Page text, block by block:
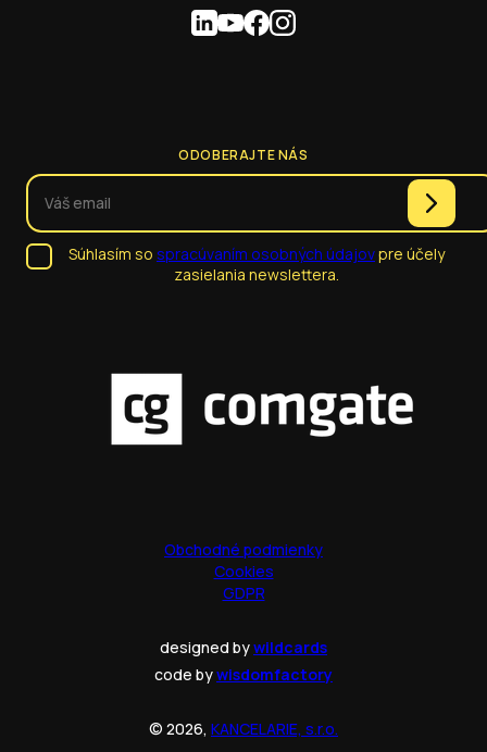
ODOBERAJTE NÁS
Súhlasím so spracúvaním osobných údajovpre účely
zasielania newslettera.
Obchodné podmienky
Cookies
GDPR
designed bywildcards
code bywisdomfactory
© 2026, KANCELARIE, s.r.o.